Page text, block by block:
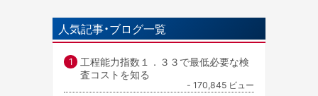
人気記事・ブログ一覧
工程能力指数１．３３で最低必要な検
査コストを知る
- 170,845 ビュー